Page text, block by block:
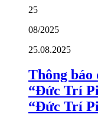
25
08/2025
25.08.2025
Thông
“Đức Trí
“Đức Trí